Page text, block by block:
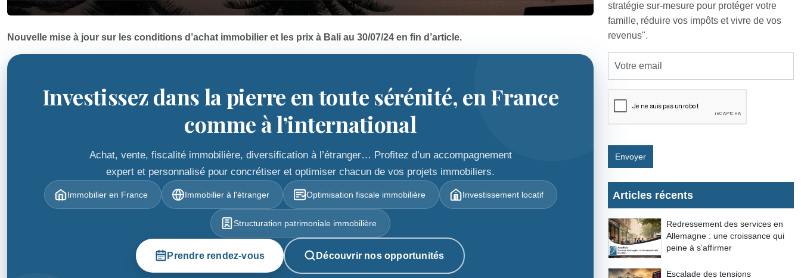
Nouvelle mise à jour sur les conditions d’achat immobilier et les prix à Bali au 30/07/24 en fin d’article.
Investissez dans la pierre en toute sérénité, en France
comme à l’international
Achat, vente, fiscalité immobilière, diversification à l’étranger… Profitez d’un accompagnement
expert et personnalisé pour concrétiser et optimiser chacun de vos projets immobiliers.
Immobilier en France Immobilier à l'étranger Optimisation fiscale immobilière Investissement locatif
Structuration patrimoniale immobilière
Prendre rendez-vous Découvrir nos opportunités
stratégie sur-mesure pour protéger votre
famille, réduire vos impôts et vivre de vos
revenus".
Envoyer
Articles récents
Redressement des services en
Allemagne : une croissance qui
peine à s’affirmer
Escalade des tensions